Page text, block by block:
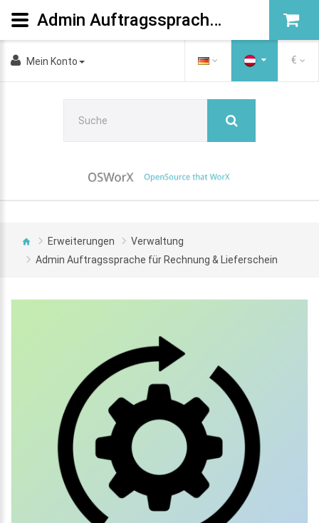
Mein Konto €
Erweiterungen
Verwaltung
Admin Auftragssprache für Rechnung & Lieferschein
Admin Auftragssprache für Rechnung & Lieferschein